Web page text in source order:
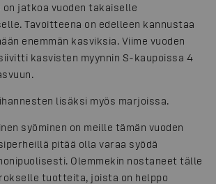
jatkoa vuoden takaiselle
Tavoitteena on edelleen kannustaa
enemmän kasviksia. Viime vuoden
kasvisten myynnin S-kaupoissa 4
lisäksi myös marjoissa.
syöminen on meille tämän vuoden
pitää olla varaa syödä
Olemmekin nostaneet tälle
tuotteita, joista on helppo